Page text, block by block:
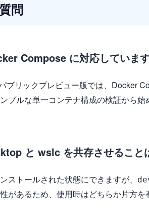
問
Compose に対応していま
ブリックプレビュー版では、Docker
プルな単一コンテナ構成の検証から
と wslc を共存させること
ストールされた状態にできますが、
があるため、使用時はどちらか片方